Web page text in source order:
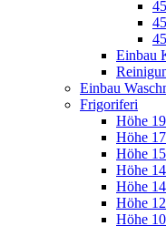
Einbau
Einbau
Frigoriferi
Höhe
Höhe
Höhe
Höhe
Höhe
Höhe
Höhe